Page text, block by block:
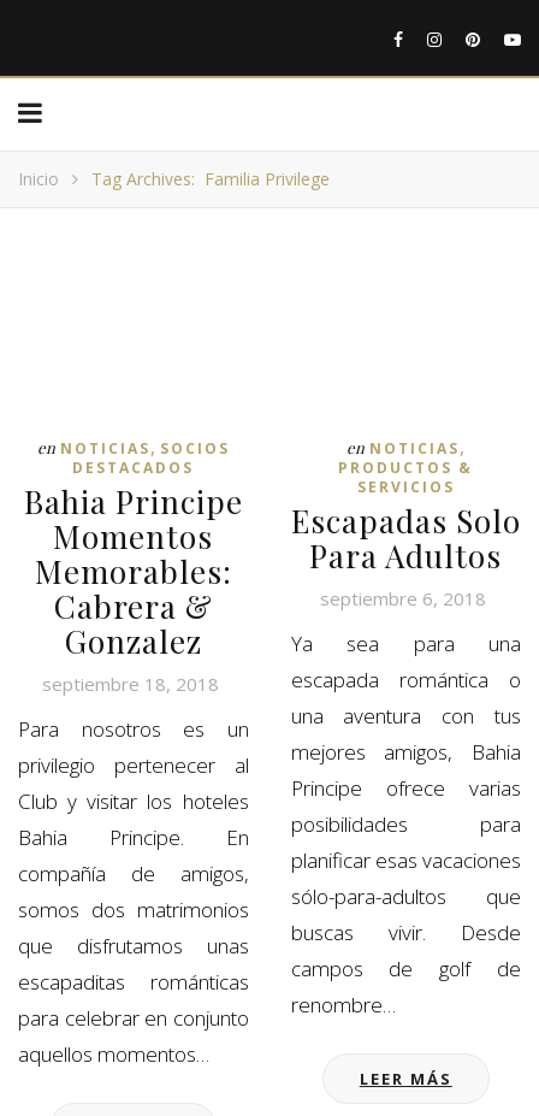
Inicio Tag Archives: Familia Privilege
en NOTICIAS, SOCIOS
DESTACADOS
Bahia Principe
Momentos
Memorables:
Cabrera &
Gonzalez
septiembre 18, 2018
Para nosotros es un
privilegio pertenecer al
Club y visitar los hoteles
Bahia Principe. En
compañía de amigos,
somos dos matrimonios
que disfrutamos unas
escapaditas románticas
para celebrar en conjunto
aquellos momentos…
en NOTICIAS,
PRODUCTOS &
SERVICIOS
Escapadas Solo
Para Adultos
septiembre 6, 2018
Ya sea para una
escapada romántica o
una aventura con tus
mejores amigos, Bahia
Principe ofrece varias
posibilidades para
planificar esas vacaciones
sólo-para-adultos que
buscas vivir. Desde
campos de golf de
renombre…
LEER MÁS